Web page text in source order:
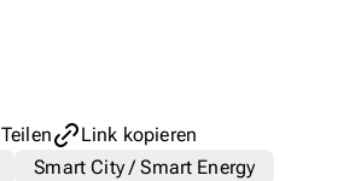
Teilen
Link kopieren
Smart City / Smart Energy